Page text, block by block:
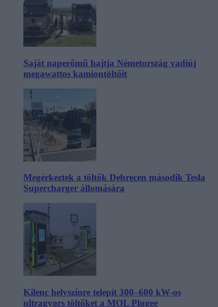
Saját naperőmű hajtja Németország vadiúj
megawattos kamiontöltőit
Megérkeztek a töltők Debrecen második Tesla
Supercharger állomására
Kilenc helyszínre telepít 300–600 kW-os
ultragyors töltőket a MOL Plugee